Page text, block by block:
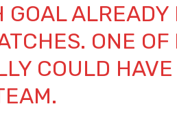
GOAL ALREADY
ONE OF
COULD